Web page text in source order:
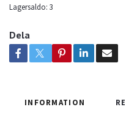
Lagersaldo: 3
Dela
INFORMATION